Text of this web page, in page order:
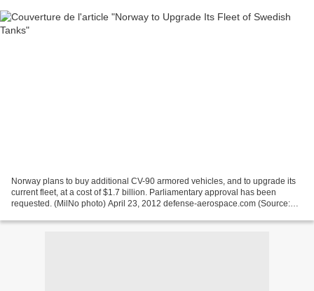
Norway plans to buy additional CV-90 armored vehicles, and to upgrade its
current fleet, at a cost of $1.7 billion. Parliamentary approval has been
requested. (MilNo photo) April 23, 2012 defense-aerospace.com (Source: